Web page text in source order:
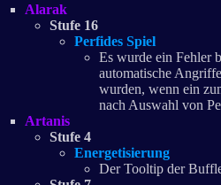
Alarak
Stufe 16
Perfides Spiel
Es wurde ein Fehler
automatische
wurden, wenn ein
nach Auswahl von
Artanis
Stufe 4
Energetisierung
Der Tooltip der